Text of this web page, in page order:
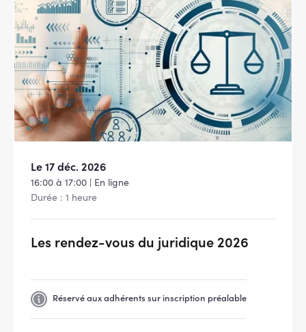
Le 17 déc. 2026
16:00 à 17:00 | En ligne
Durée : 1 heure
Les rendez-vous du juridique 2026
Réservé aux adhérents sur inscription préalable